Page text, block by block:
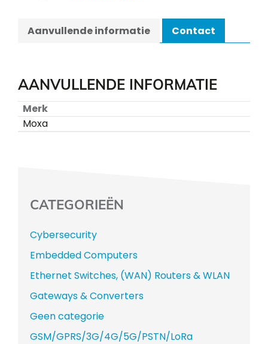
Aanvullende informatie Contact
AANVULLENDE INFORMATIE
Merk
Moxa
CATEGORIEËN
Cybersecurity
Embedded Computers
Ethernet Switches, (WAN) Routers & WLAN
Gateways & Converters
Geen categorie
GSM/GPRS/3G/4G/5G/PSTN/LoRa